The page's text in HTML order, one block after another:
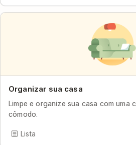
Organizar sua casa
Limpe e organize sua casa com uma
cômodo.
Lista